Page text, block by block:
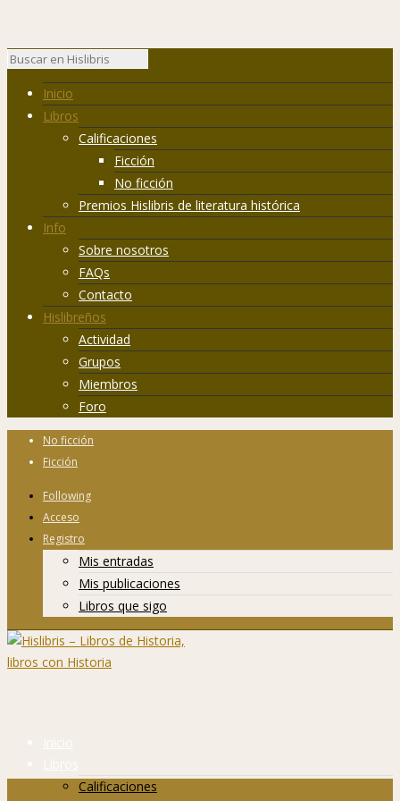
Inicio
Libros
Calificaciones
Ficción
No ficción
Premios Hislibris de literatura histórica
Info
Sobre nosotros
FAQs
Contacto
Hislibreños
Actividad
Grupos
Miembros
Foro
No ficción
Ficción
Following
Acceso
Registro
Mis entradas
Mis publicaciones
Libros que sigo
Inicio
Libros
Calificaciones